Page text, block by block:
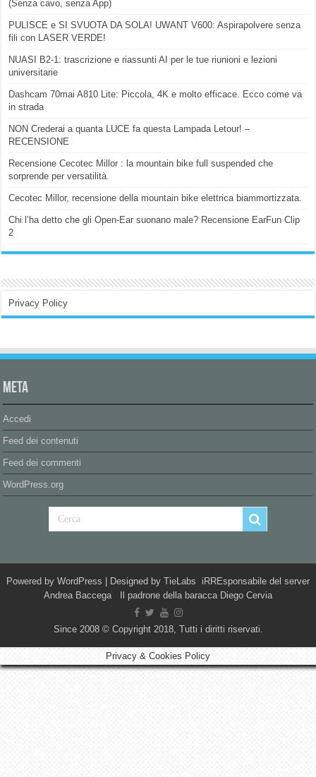
(Senza cavo, senza App)
PULISCE e SI SVUOTA DA SOLA! UWANT V600: Aspirapolvere senza
fili con LASER VERDE!
NUASI B2-1: trascrizione e riassunti AI per le tue riunioni e lezioni
universitarie
Dashcam 70mai A810 Lite: Piccola, 4K e molto efficace. Ecco come va
in strada
NON Crederai a quanta LUCE fa questa Lampada Letour! –
RECENSIONE
Recensione Cecotec Millor : la mountain bike full suspended che
sorprende per versatilità.
Cecotec Millor, recensione della mountain bike elettrica biammortizzata.
Chi l’ha detto che gli Open-Ear suonano male? Recensione EarFun Clip
2
Privacy Policy
Meta
Accedi
Feed dei contenuti
Feed dei commenti
WordPress.org
Powered by WordPress | Designed by TieLabs iRREsponsabile del server
Andrea Baccega Il padrone della baracca Diego Cervia
Since 2008 © Copyright 2018, Tutti i diritti riservati.
Privacy & Cookies Policy